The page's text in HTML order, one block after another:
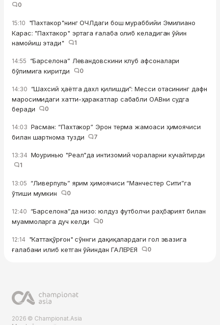
0
15:10 "Пахтакор"нинг ОЧЛдаги бош мураббийи Эмилиано
Карас: "Пахтакор" эртага ғалаба олиб келадиган ўйин
намойиш этади"
1
14:55 “Барселона” Левандовскини клуб афсоналари
бўлимига киритди
0
14:30 “Шахсий ҳаётга дахл қилишди”: Месси отасининг дафн
маросимидаги хатти-ҳаракатлар сабабли ОАВни судга
беради
0
14:03 Расман: “Пахтакор” Эрон терма жамоаси ҳимоячиси
билан шартнома тузди
7
13:34 Моуринью "Реал"да интизомий чораларни кучайтирди
1
13:05 “Ливерпуль” ярим ҳимоячиси “Манчестер Сити”га
ўтиши мумкин
0
12:40 “Барселона”да низо: юлдуз футболчи раҳбарият билан
муаммоларга дуч келди
0
12:14 "Каттақўрғон" сўннги дақиқалардаги гол эвазига
ғалабани илиб кетган ўйиндан ГАЛЕРЕЯ
0
2026 © Championat.Asia